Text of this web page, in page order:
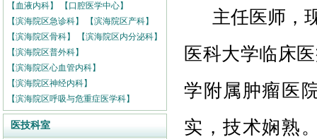
【血液内科】
【口腔医学中心】
【滨海院区急诊科】
【滨海院区产科】
【滨海院区骨科】
【滨海院区内分泌科】
【滨海院区普外科】
【滨海院区心血管内科】
【滨海院区神经内科】
【滨海院区呼吸与危重症医学科】
医技科室
主任医师，
医科大学临床
学附属肿瘤医
实，技术娴熟